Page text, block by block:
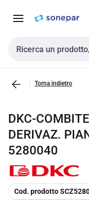
navigazione alla
Cerca input
Torna indietro
DKC-
DERIVAZ.
5280040
copia
Cod. prodotto